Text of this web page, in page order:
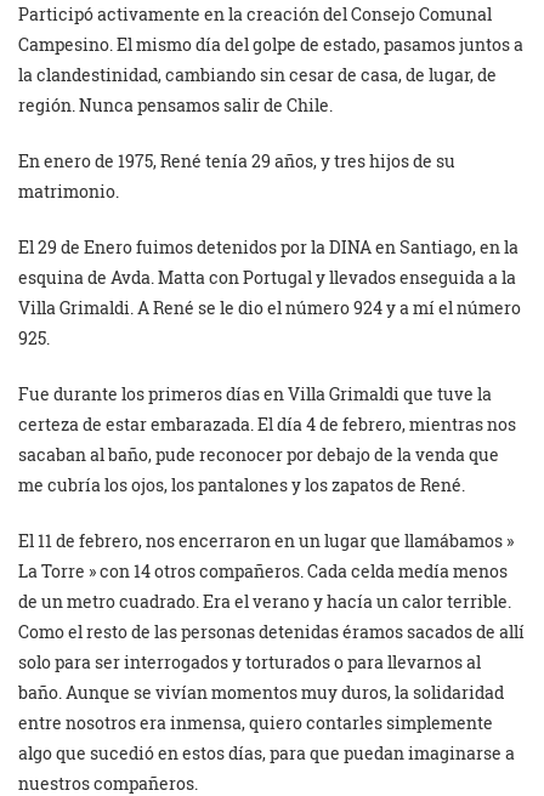
Participó activamente en la creación del Consejo Comunal
Campesino. El mismo día del golpe de estado, pasamos juntos a
la clandestinidad, cambiando sin cesar de casa, de lugar, de
región. Nunca pensamos salir de Chile.
En enero de 1975, René tenía 29 años, y tres hijos de su
matrimonio.
El 29 de Enero fuimos detenidos por la DINA en Santiago, en la
esquina de Avda. Matta con Portugal y llevados enseguida a la
Villa Grimaldi. A René se le dio el número 924 y a mí el número
925.
Fue durante los primeros días en Villa Grimaldi que tuve la
certeza de estar embarazada. El día 4 de febrero, mientras nos
sacaban al baño, pude reconocer por debajo de la venda que
me cubría los ojos, los pantalones y los zapatos de René.
El 11 de febrero, nos encerraron en un lugar que llamábamos »
La Torre » con 14 otros compañeros. Cada celda medía menos
de un metro cuadrado. Era el verano y hacía un calor terrible.
Como el resto de las personas detenidas éramos sacados de allí
solo para ser interrogados y torturados o para llevarnos al
baño. Aunque se vivían momentos muy duros, la solidaridad
entre nosotros era inmensa, quiero contarles simplemente
algo que sucedió en estos días, para que puedan imaginarse a
nuestros compañeros.